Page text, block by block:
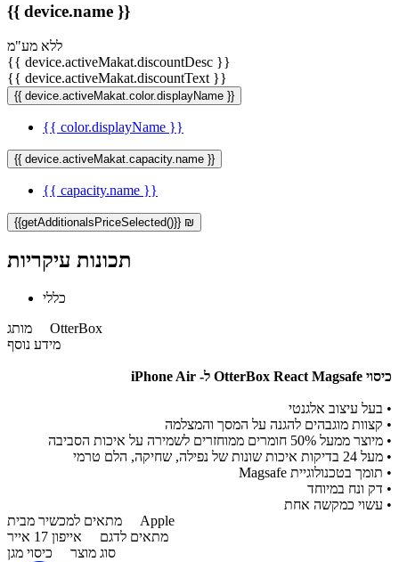
{{ device.name }}
ללא מע"מ
{{ device.activeMakat.discountDesc }}
{{ device.activeMakat.discountText }}
{{ device.activeMakat.color.displayName }}
{{ color.displayName }}
{{ device.activeMakat.capacity.name }}
{{ capacity.name }}
{{getAdditionalsPriceSelected()}} ₪
תכונות עיקריות
כללי
מותג OtterBox
מידע נוסף
כיסוי OtterBox React Magsafe ל- iPhone Air
• בעל עיצוב אלגנטי
• קצוות מוגבהים להגנה על המסך והמצלמה
• מיוצר ממעל 50% חומרים ממוחזרים לשמירה על איכות הסביבה
• מעל 24 בדיקות איכות שונות של נפילה, שחיקה, הלם טרמי
• תומך בטכנולוגיית Magsafe
• דק ונח במיוחד
• עשוי כמקשה אחת
מתאים למכשיר מבית Apple
מתאים לדגם אייפון 17 אייר
סוג מוצר כיסוי מגן